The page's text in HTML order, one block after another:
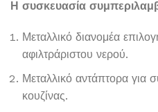
Η συσκευασία
Μεταλλικό διανομέα
αφιλτράριστου νερού.
Μεταλλικό αντάπτορα για
κουζίνας.